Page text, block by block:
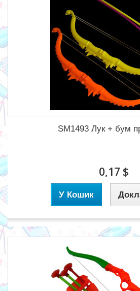
SM1493 Лук + бум
0,17 $
У Кошик